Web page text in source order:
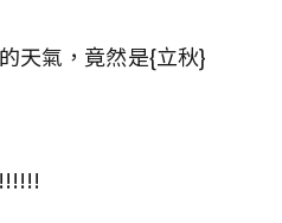
天氣，竟然是{立秋}